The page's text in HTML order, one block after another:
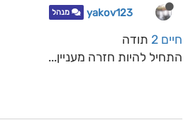
yakov123 מנהל
חיים 2
תודה
התחיל להיות חזרה מעניין...